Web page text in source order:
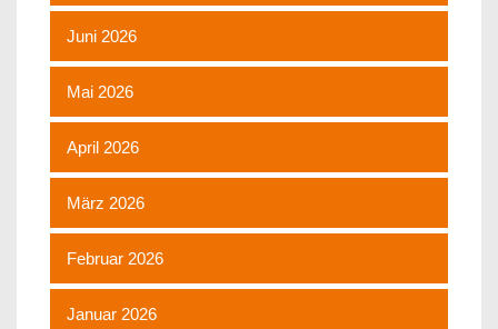
Juni 2026
Mai 2026
April 2026
März 2026
Februar 2026
Januar 2026